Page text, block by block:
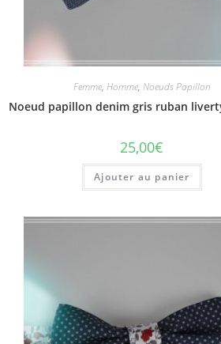
Femme, Homme, Noeuds Papillon
Noeud papillon denim gris ruban
25,00€
Ajouter au panier